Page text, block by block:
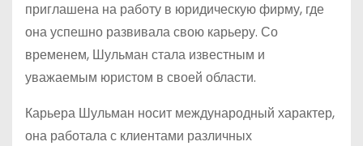
приглашена на работу в юридическую фирму, где
она успешно развивала свою карьеру. Со
временем, Шульман стала известным и
уважаемым юристом в своей области.
Карьера Шульман носит международный характер,
она работала с клиентами различных